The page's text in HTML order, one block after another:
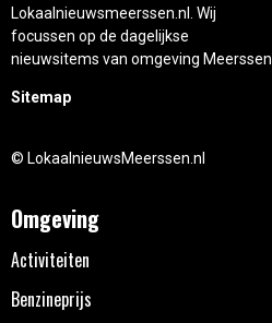
Lokaalnieuwsmeerssen.nl. Wij
focussen op de dagelijkse
nieuwsitems van omgeving Meerssen.
Sitemap
© LokaalnieuwsMeerssen.nl
Omgeving
Activiteiten
Benzineprijs